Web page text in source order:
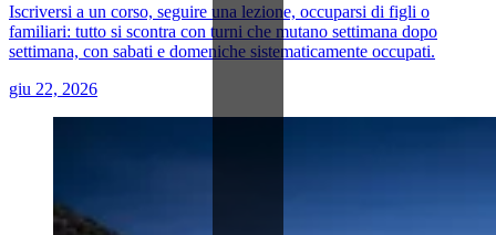
Iscriversi a un corso, seguire una lezione, occuparsi di figli o
familiari: tutto si scontra con turni che mutano settimana dopo
settimana, con sabati e domeniche sistematicamente occupati.
giu 22, 2026